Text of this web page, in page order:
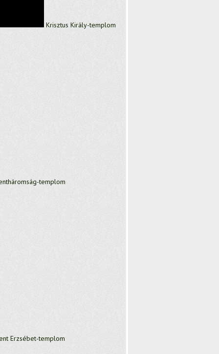
Krisztus Király-templom
templom
Erzsébet-templom